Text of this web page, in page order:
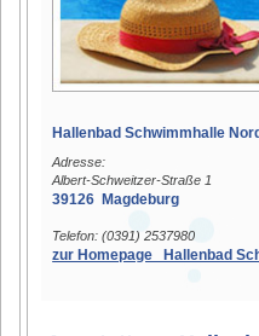
Hallenbad Schwimmhalle
Adresse:
Albert-Schweitzer-Straße 1
39126 Magdeburg
Telefon: (0391) 2537980
zur Homepage Hallenbad